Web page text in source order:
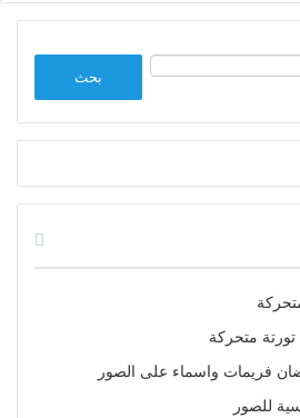
متحركة
فريمات واسماء على الصور
للصور